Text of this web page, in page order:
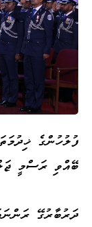
ބޭއްވި ރަސްމީ
ދަރުބާރުގޭ